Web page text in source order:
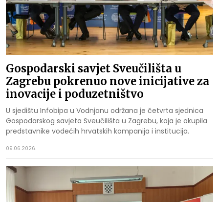
Gospodarski savjet Sveučilišta u
Zagrebu pokrenuo nove inicijative za
inovacije i poduzetništvo
U sjedištu Infobipa u Vodnjanu održana je četvrta sjednica
Gospodarskog savjeta Sveučilišta u Zagrebu, koja je okupila
predstavnike vodećih hrvatskih kompanija i institucija.
09.06.2026.